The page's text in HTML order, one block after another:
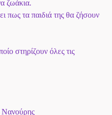
ζωάκια.
πως τα παιδιά της θα ζήσουν
στηρίζουν όλες τις
Νανούρης